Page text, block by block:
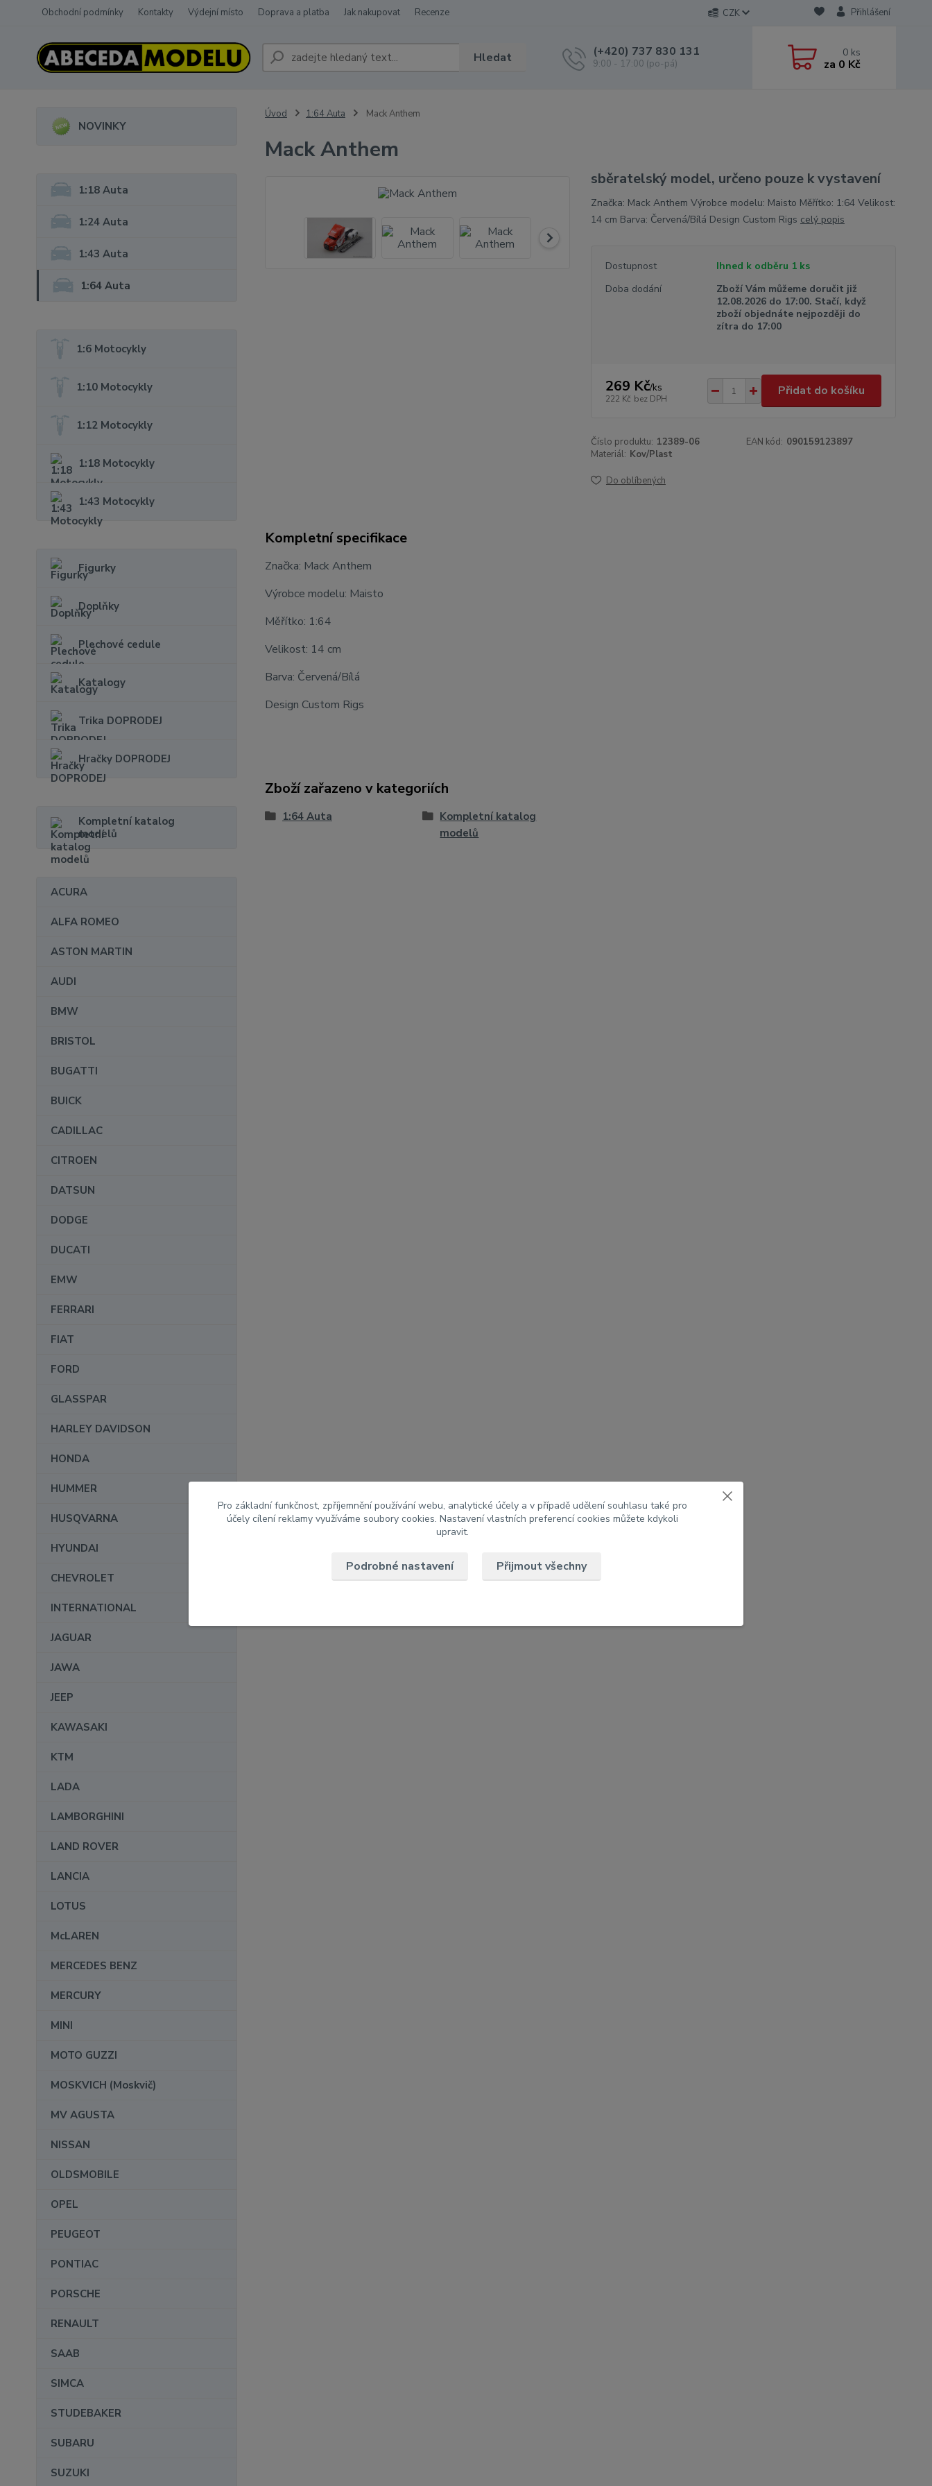
Obchodní podmínky Kontakty Výdejní místo Doprava a platba Jak nakupovat Recenze CZK Přihlášení
Hledat (+420) 737 830 131
9:00 - 17:00 (po-pá)
0 ks
za 0 Kč
NOVINKY
1:18 Auta
1:24 Auta
1:43 Auta
1:64 Auta
1:6 Motocykly
1:10 Motocykly
1:12 Motocykly
1:18 Motocykly
1:43 Motocykly
Figurky
Doplňky
Plechové cedule
Katalogy
Trika DOPRODEJ
Hračky DOPRODEJ
Kompletní katalog
modelů
ACURA
ALFA ROMEO
ASTON MARTIN
AUDI
BMW
BRISTOL
BUGATTI
BUICK
CADILLAC
CITROEN
DATSUN
DODGE
DUCATI
EMW
FERRARI
FIAT
FORD
GLASSPAR
HARLEY DAVIDSON
HONDA
HUMMER
HUSQVARNA
HYUNDAI
CHEVROLET
INTERNATIONAL
JAGUAR
JAWA
JEEP
KAWASAKI
KTM
LADA
LAMBORGHINI
LAND ROVER
LANCIA
LOTUS
McLAREN
MERCEDES BENZ
MERCURY
MINI
MOTO GUZZI
MOSKVICH (Moskvič)
MV AGUSTA
NISSAN
OLDSMOBILE
OPEL
PEUGEOT
PONTIAC
PORSCHE
RENAULT
SAAB
SIMCA
STUDEBAKER
SUBARU
SUZUKI
Úvod 1:64 Auta Mack Anthem
Mack Anthem
sběratelský model, určeno pouze k vystavení
Značka: Mack Anthem Výrobce modelu: Maisto Měřítko: 1:64 Velikost:
14 cm Barva: Červená/Bílá Design Custom Rigs celý popis
Dostupnost
Ihned k odběru 1 ks
Doba dodání
Zboží Vám můžeme doručit již
12.08.2026 do 17:00. Stačí, když
zboží objednáte nejpozději do
zítra do 17:00
269 Kč/ks
222 Kč bez DPH
Přidat do košíku
Číslo produktu: 12389-06 EAN kód: 090159123897
Materiál: Kov/Plast
Do oblíbených
Kompletní specifikace
Značka: Mack Anthem
Výrobce modelu: Maisto
Měřítko: 1:64
Velikost: 14 cm
Barva: Červená/Bílá
Design Custom Rigs
Zboží zařazeno v kategoriích
1:64 Auta
Kompletní katalog
modelů
Pro základní funkčnost, zpříjemnění používání webu, analytické účely a v případě udělení souhlasu také pro
účely cílení reklamy využíváme soubory cookies. Nastavení vlastních preferencí cookies můžete kdykoli
upravit.
Podrobné nastavení Přijmout všechny